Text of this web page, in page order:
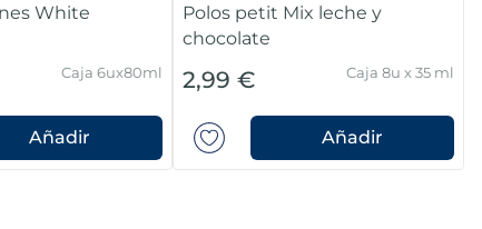
White
Caja 6ux80ml
Añadir
Polos petit Mix leche y
chocolate
2,99 € Caja 8u x 35 ml
Añadir